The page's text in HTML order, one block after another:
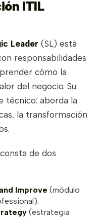
ITIL
Leader (SL) está
responsabilidades
cómo la
del negocio. Su
técnico: aborda la
la transformación
de dos
Improve (módulo
(estrategia